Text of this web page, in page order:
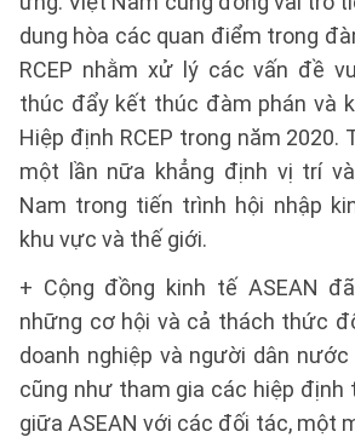
dung hòa các quan điểm trong
RCEP nhằm xử lý các vấn đề
thúc đẩy kết thúc đàm phán và
Hiệp định RCEP trong năm 2020.
một lần nữa khẳng định vị trí
Nam trong tiến trình hội nhập
khu vực và thế giới.
+ Cộng đồng kinh tế ASEAN
những cơ hội và cả thách thức
doanh nghiệp và người dân nước
cũng như tham gia các hiệp
giữa ASEAN với các đối tác, một